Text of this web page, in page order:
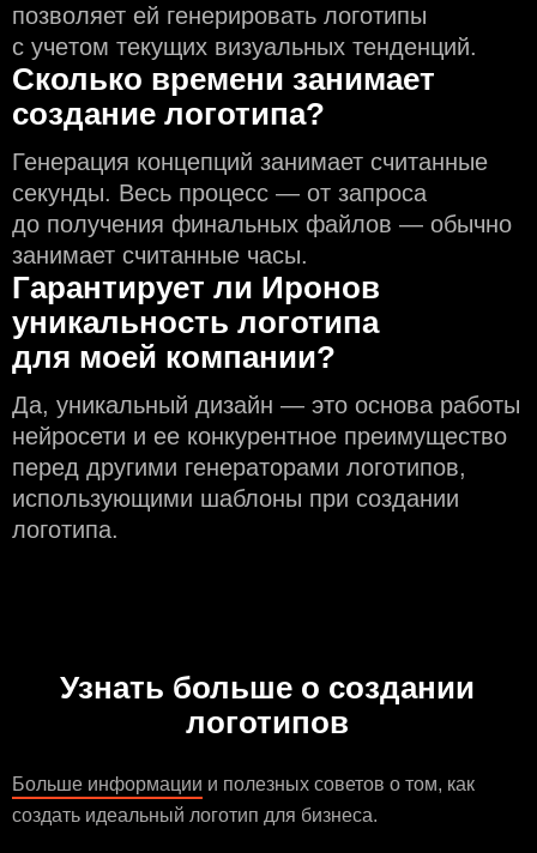
позволяет ей генерировать логотипы
с учeтом текущих визуальных тенденций.
Сколько времени занимает
создание логотипа?
Генерация концепций занимает считанные
секунды. Весь процесс — от запроса
до получения финальных файлов — обычно
занимает считанные часы.
Гарантирует ли Иронов
уникальность логотипа
для моей компании?
Да, уникальный дизайн — это основа работы
нейросети и еe конкурентное преимущество
перед другими генераторами логотипов,
использующими шаблоны при создании
логотипа.
Узнать больше о создании
логотипов
Больше информации и полезных советов о том, как
создать идеальный логотип для бизнеса.